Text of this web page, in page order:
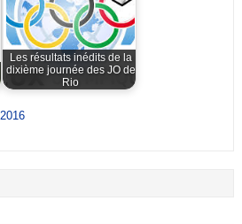
Les résultats inédits de la
dixième journée des JO de
Rio